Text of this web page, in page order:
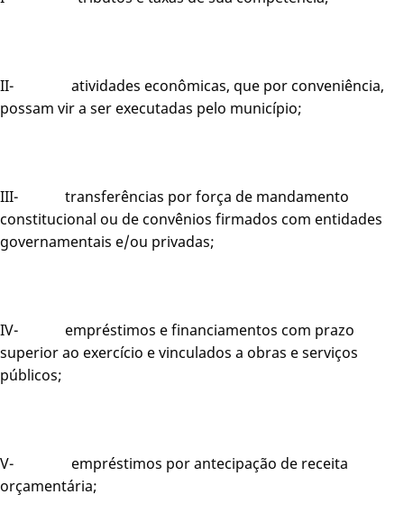
II- atividades econômicas, que por conveniência,
possam vir a ser executadas pelo município;
III- transferências por força de mandamento
constitucional ou de convênios firmados com entidades
governamentais e/ou privadas;
IV- empréstimos e financiamentos com prazo
superior ao exercício e vinculados a obras e serviços
públicos;
V- empréstimos por antecipação de receita
orçamentária;